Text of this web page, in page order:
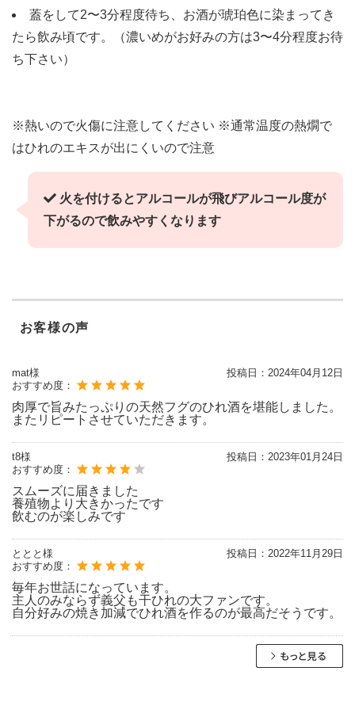
蓋をして2〜3分程度待ち、お酒が琥珀色に染まってき
たら飲み頃です。（濃いめがお好みの方は3〜4分程度お待
ち下さい）
※熱いので火傷に注意してください ※通常温度の熱燗で
はひれのエキスが出にくいので注意
火を付けるとアルコールが飛びアルコール度が
下がるので飲みやすくなります
お客様の声
mat様 投稿日： 2024年04月12日
おすすめ度：
肉厚で旨みたっぷりの天然フグのひれ酒を堪能しました。
またリピートさせていただきます。
t8様 投稿日： 2023年01月24日
おすすめ度：
スムーズに届きました
養殖物より大きかったです
飲むのが楽しみです
ととと様 投稿日： 2022年11月29日
おすすめ度：
毎年お世話になっています。
主人のみならず義父も干ひれの大ファンです。
自分好みの焼き加減でひれ酒を作るのが最高だそうです。